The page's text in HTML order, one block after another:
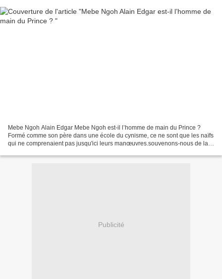
Mebe Ngoh Alain Edgar Mebe Ngoh est-il l’homme de main du Prince ?
Formé comme son père dans une école du cynisme, ce ne sont que les naïfs
qui ne comprenaient pas jusqu'ici leurs manœuvres.souvenons-nous de la
Publicité